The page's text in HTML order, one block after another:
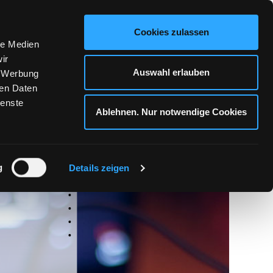
Medien
Daten
Details zeigen
Cookies zulassen
Auswahl erlauben
Ablehnen. Nur notwendige Cookies
KONTAKT